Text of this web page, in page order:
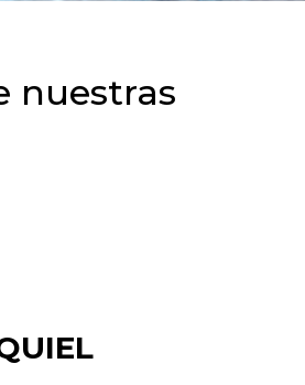
nuestras